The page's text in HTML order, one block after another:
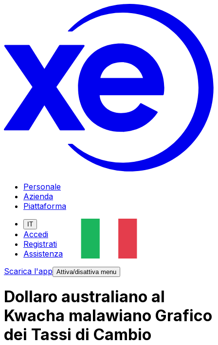
Personale
Azienda
Piattaforma
IT
Accedi
Registrati
Assistenza
Scarica l'app Attiva/disattiva menu
Dollaro australiano al
Kwacha malawiano Grafico
dei Tassi di Cambio